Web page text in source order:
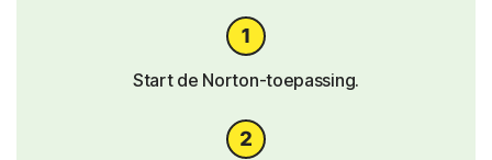
Start de Norton-toepassing.